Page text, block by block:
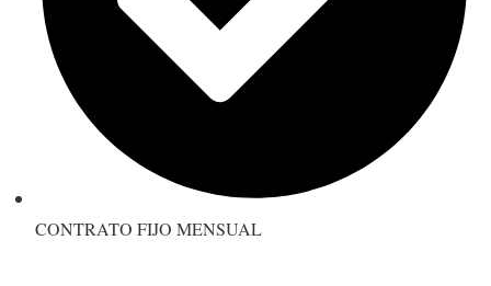
CONTRATO FIJO MENSUAL